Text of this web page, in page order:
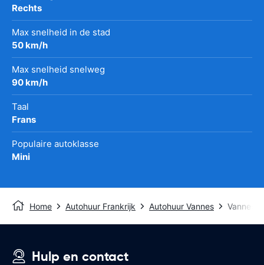
Rechts
Max snelheid in de stad
50 km/h
Max snelheid snelweg
90 km/h
Taal
Frans
Populaire autoklasse
Mini
Home Autohuur Frankrijk Autohuur Vannes Vannes
Hulp en contact